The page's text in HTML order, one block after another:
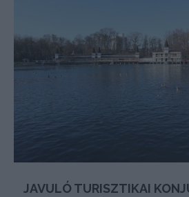
JAVULÓ TURISZTIKAI